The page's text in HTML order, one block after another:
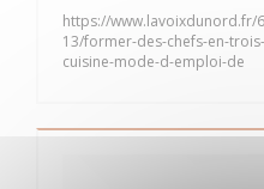
https://www.lavoixdunord.fr/
13/former-des-chefs-en-
cuisine-mode-d-emploi-de